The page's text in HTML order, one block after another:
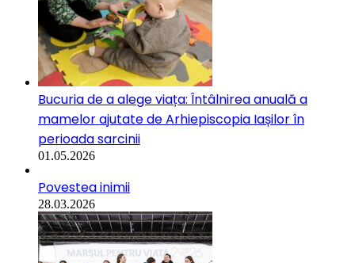
Bucuria de a alege viața: Întâlnirea anuală a
mamelor ajutate de Arhiepiscopia Iașilor în
perioada sarcinii
01.05.2026
Povestea inimii
28.03.2026